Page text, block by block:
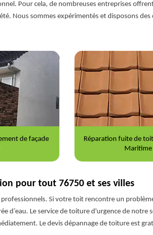
Pour cela, de nombreuses entreprises
Nous sommes expérimentés et disposons
76 Seine-
Nettoyage et
76
pour tout 76750 et ses villes
Si votre toit rencontre un
d’eau. Le service de toiture d'urgence de notre
Le devis dépannage de toiture est